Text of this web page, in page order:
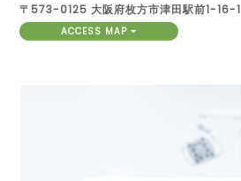
〒573-0125 大阪府枚方市津田駅前1-16-1
ACCESS MAP